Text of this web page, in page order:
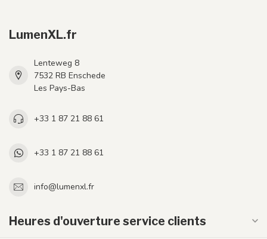
LumenXL.fr
Lenteweg 8
7532 RB Enschede
Les Pays-Bas
+33 1 87 21 88 61
+33 1 87 21 88 61
info@lumenxl.fr
Heures d'ouverture service clients